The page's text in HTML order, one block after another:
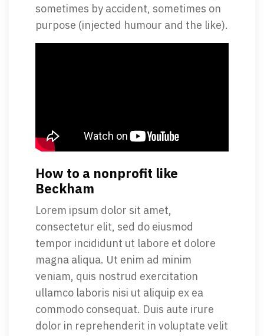
sometimes by accident, sometimes on
purpose (injected humour and the like).
How to a nonprofit like
Beckham
Lorem ipsum dolor sit amet,
consectetur elit, sed do eiusmod
tempor incididunt ut labore et dolore
magna aliqua. Ut enim ad minim
veniam, quis nostrud exercitation
ullamco laboris nisi ut aliquip ex ea
commodo consequat. Duis aute irure
dolor in reprehenderit in voluptate velit